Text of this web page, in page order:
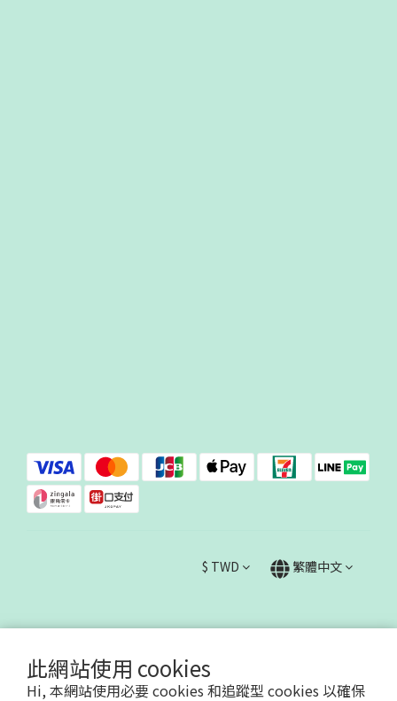
此網站使用 cookies
Hi, 本網站使用必要 cookies 和追蹤型 cookies 以確保
$ TWD 繁體中文
哇哇蛙國際事業有限公司90623730